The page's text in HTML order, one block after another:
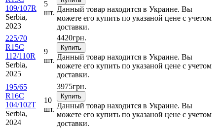
109/107R
Serbia,
2023
5
шт. Данный товар находится в Украине. Вы
можете его купить по указаной цене с учетом
доставки.
225/70
R15C
112/110R
Serbia,
2025
9
шт.
4420грн.
Купить
Данный товар находится в Украине. Вы
можете его купить по указаной цене с учетом
доставки.
195/65
R16C
104/102T
Serbia,
2024
10
шт.
3975грн.
Купить
Данный товар находится в Украине. Вы
можете его купить по указаной цене с учетом
доставки.